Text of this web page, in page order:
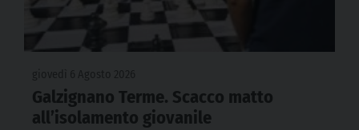
Galzignano Terme. Scacco matto
all’isolamento giovanile